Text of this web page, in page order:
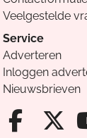
Veelgestelde
Service
Adverteren
Inloggen
Nieuwsbrieven